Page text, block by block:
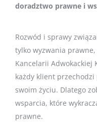
doradztwo prawne i
Rozwód i sprawy
tylko wyzwania
Kancelarii Adwokackiej
każdy klient
swoim życiu. Dlatego
wsparcia, które
prawne.